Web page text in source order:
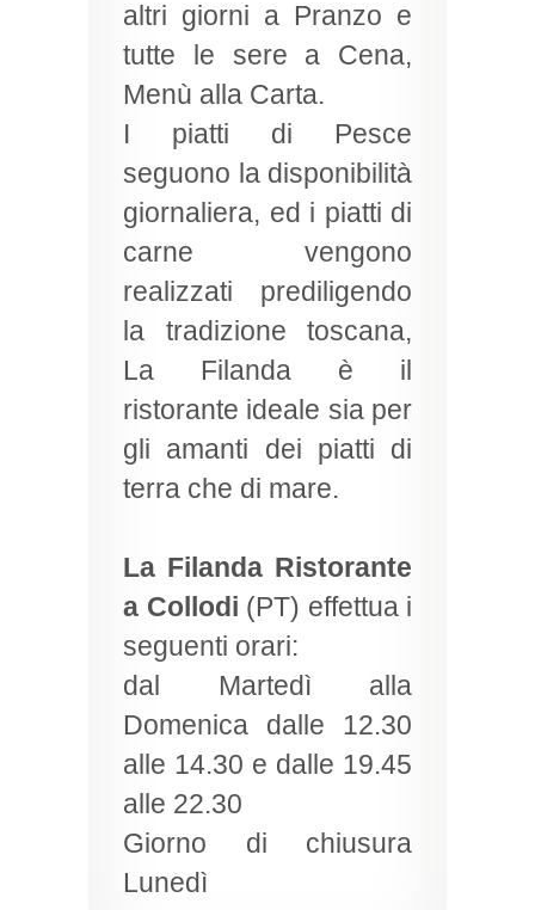
altri giorni a Pranzo e
tutte le sere a Cena,
Menù alla Carta.
I piatti di Pesce
seguono la disponibilità
giornaliera, ed i piatti di
carne vengono
realizzati prediligendo
la tradizione toscana,
La Filanda è il
ristorante ideale sia per
gli amanti dei piatti di
terra che di mare.
La Filanda Ristorante
a Collodi (PT) effettua i
seguenti orari:
dal Martedì alla
Domenica dalle 12.30
alle 14.30 e dalle 19.45
alle 22.30
Giorno di chiusura
Lunedì